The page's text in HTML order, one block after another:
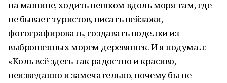
на машине, ходить пешком вдоль моря там, где
не бывает туристов, писать пейзажи,
фотографировать, создавать поделки из
выброшенных морем деревяшек. И я подумал:
«Коль всё здесь так радостно и красиво,
неизведанно и замечательно, почему бы не